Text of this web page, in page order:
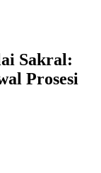
Sakral:
Prosesi